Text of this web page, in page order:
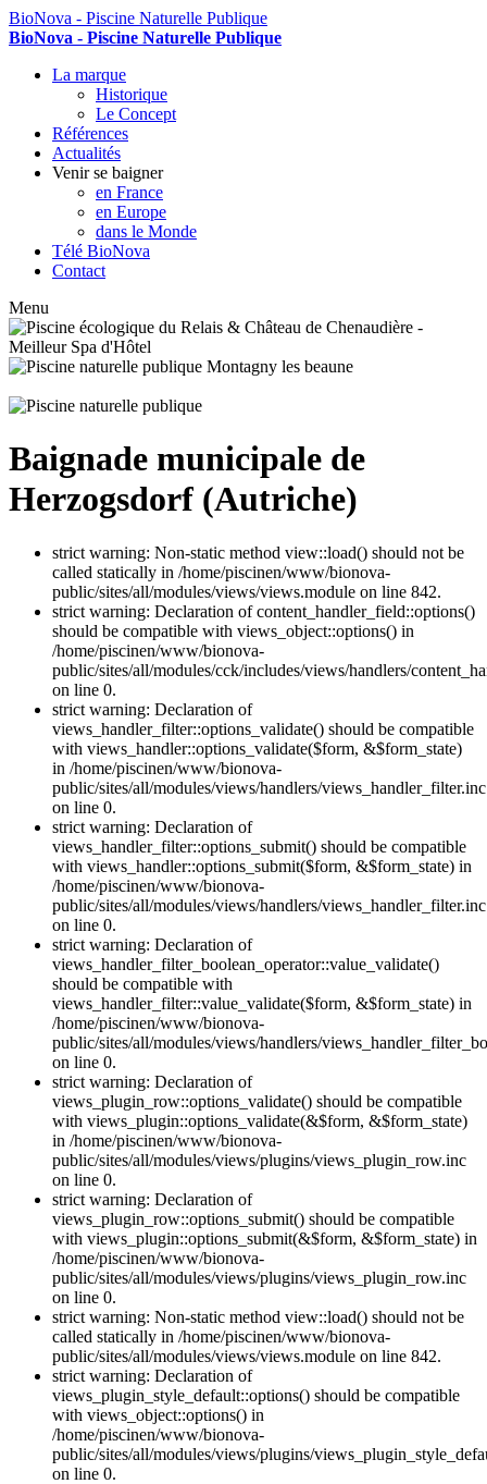
BioNova - Piscine Naturelle Publique
BioNova - Piscine Naturelle Publique
La marque
Historique
Le Concept
Références
Actualités
Venir se baigner
en France
en Europe
dans le Monde
Télé BioNova
Contact
Menu
Baignade municipale de
Herzogsdorf (Autriche)
strict warning: Non-static method view::load() should not be
called statically in /home/piscinen/www/bionova-
public/sites/all/modules/views/views.module on line 842.
strict warning: Declaration of content_handler_field::options()
should be compatible with views_object::options() in
/home/piscinen/www/bionova-
public/sites/all/modules/cck/includes/views/handlers/
on line 0.
strict warning: Declaration of
views_handler_filter::options_validate() should be compatible
with views_handler::options_validate($form, &$form_state)
in /home/piscinen/www/bionova-
public/sites/all/modules/views/handlers/views_handler_filter.inc
on line 0.
strict warning: Declaration of
views_handler_filter::options_submit() should be compatible
with views_handler::options_submit($form, &$form_state) in
/home/piscinen/www/bionova-
public/sites/all/modules/views/handlers/views_handler_filter.inc
on line 0.
strict warning: Declaration of
views_handler_filter_boolean_operator::value_validate()
should be compatible with
views_handler_filter::value_validate($form, &$form_state) in
/home/piscinen/www/bionova-
public/sites/all/modules/views/handlers/
on line 0.
strict warning: Declaration of
views_plugin_row::options_validate() should be compatible
with views_plugin::options_validate(&$form, &$form_state)
in /home/piscinen/www/bionova-
public/sites/all/modules/views/plugins/views_plugin_row.inc
on line 0.
strict warning: Declaration of
views_plugin_row::options_submit() should be compatible
with views_plugin::options_submit(&$form, &$form_state) in
/home/piscinen/www/bionova-
public/sites/all/modules/views/plugins/views_plugin_row.inc
on line 0.
strict warning: Non-static method view::load() should not be
called statically in /home/piscinen/www/bionova-
public/sites/all/modules/views/views.module on line 842.
strict warning: Declaration of
views_plugin_style_default::options() should be compatible
with views_object::options() in
/home/piscinen/www/bionova-
public/sites/all/modules/views/plugins/
on line 0.